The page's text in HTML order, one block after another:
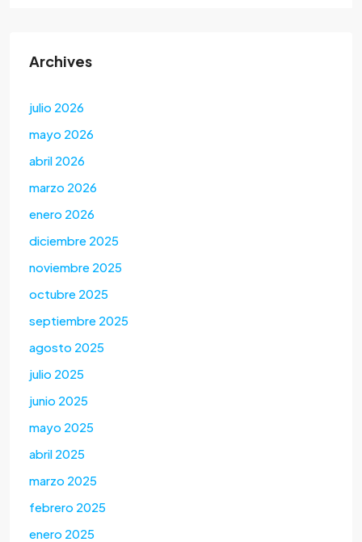
Archives
julio 2026
mayo 2026
abril 2026
marzo 2026
enero 2026
diciembre 2025
noviembre 2025
octubre 2025
septiembre 2025
agosto 2025
julio 2025
junio 2025
mayo 2025
abril 2025
marzo 2025
febrero 2025
enero 2025